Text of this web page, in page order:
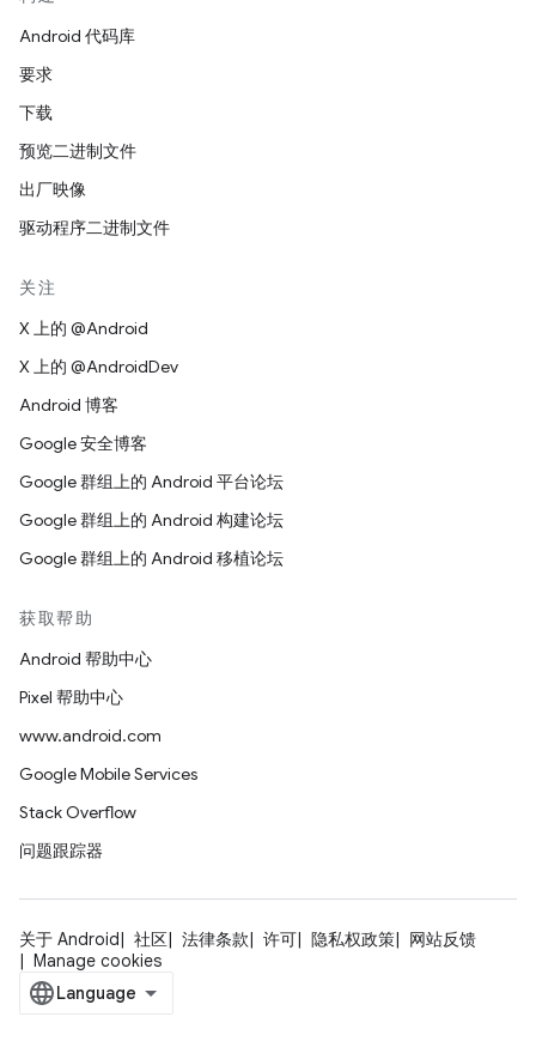
Android 代码库
要求
下载
预览二进制文件
出厂映像
驱动程序二进制文件
关注
X 上的 @Android
X 上的 @AndroidDev
Android 博客
Google 安全博客
Google 群组上的 Android 平台论坛
Google 群组上的 Android 构建论坛
Google 群组上的 Android 移植论坛
获取帮助
Android 帮助中心
Pixel 帮助中心
www.android.com
Google Mobile Services
Stack Overflow
问题跟踪器
关于 Android 社区 法律条款 许可 隐私权政策
网站反馈
Manage cookies